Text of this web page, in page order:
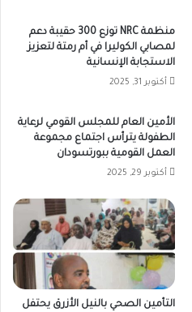
منظمة NRC توزع 300 حقيبة دعم
لمصابي الكوليرا في أم رمتة لتعزيز
الاستجابة الإنسانية
أكتوبر 31, 2025
الأمين العام للمجلس القومي لرعاية
الطفولة يترأس اجتماع مجموعة
العمل القومية ببورتسودان
أكتوبر 29, 2025
التأمين الصحي بالنيل الأزرق يحتفل